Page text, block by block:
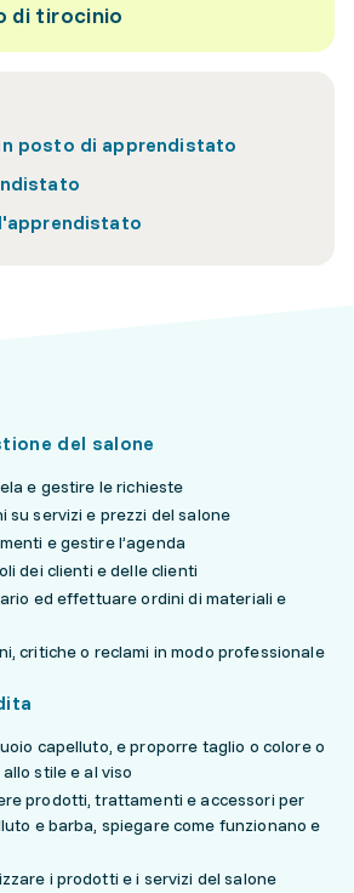
di tirocinio
posto di apprendistato
del salone
e gestire le richieste
su servizi e prezzi del salone
e gestire l’agenda
dei clienti e delle clienti
ed effettuare ordini di materiali e
critiche o reclami in modo professionale
capelluto, e proporre taglio o colore o
stile e al viso
prodotti, trattamenti e accessori per
e barba, spiegare come funzionano e
i prodotti e i servizi del salone